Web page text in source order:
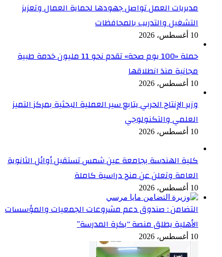
مديريات العمل تواصل جهودها لحماية العمال وتعزيز
التشغيل والتدريب بالمحافظات
10 أغسطس، 2026
حملة «100 يوم صحة» تقدم نحو 11 مليون خدمة طبية
مجانية منذ انطلاقها
10 أغسطس، 2026
وزير الإنتاج الحربي يتابع سير العملية البحثية بمركز التميز
العلمي والتكنولوجي
10 أغسطس، 2026
كلية الهندسة بجامعة عين شمس تستقبل أوائل الثانوية
العامة وتعلن عن منح دراسية كاملة
10 أغسطس، 2026
التضامن : صندوق دعم مشروعات الجمعيات والمؤسسات
الأهلية يطلق منصة “بكرة المدرسة”
10 أغسطس، 2026